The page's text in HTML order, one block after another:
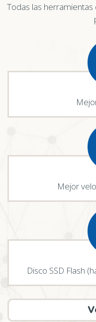
Todas las
Mejor
Disco SSD Flash